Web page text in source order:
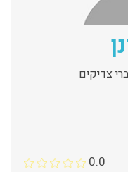
צדיקים
0.0